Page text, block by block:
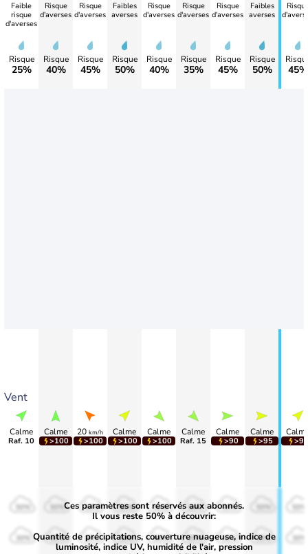
Vent
Faible
risque
d'averses
Risque
25%
Calme
Raf. 10
Risque
d'averses
Risque
40%
Calme
>100
Risque
d'averses
Risque
45%
20 km/h
>100
Faibles
averses
Risque
50%
Calme
>100
Risque
d'averses
Risque
40%
Calme
>100
Risque
d'averses
Risque
35%
Calme
Raf. 15
Risque
d'averses
Risque
45%
Calme
>90
Faibles
averses
Risque
50%
Calme
>95
45%
>90
50%
30%
50%
30%
50%
30%
50%
30%
50%
30%
50%
30%
50%
30% 30% 30%
Ces paramètres sont réservés aux abonnés.
Il vous reste 50% à découvrir:
Quantité de précipitations, couverture nuageuse, indice de
luminosité, indice UV, humidité de l'air, pression